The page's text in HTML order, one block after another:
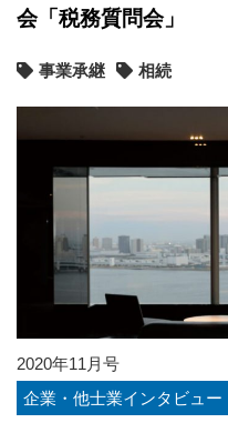
会「税務質問会」
事業承継 相続
2020年11月号
企業・他士業インタビュー